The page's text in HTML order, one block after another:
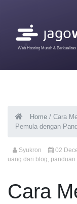
Web Hosting Murah & Berkualitas
Home / Cara
Pemula dengan
Syukron 02
uang dari blog, panduan
Cara